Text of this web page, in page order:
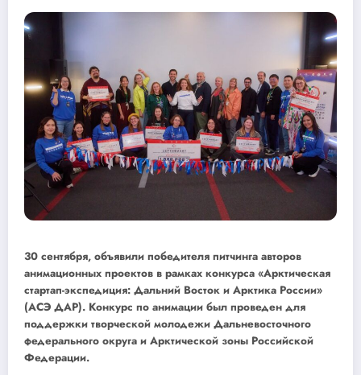
30 сентября, объявили победителя питчинга авторов
анимационных проектов в рамках конкурса «Арктическая
стартап-экспедиция: Дальний Восток и Арктика России»
(АСЭ ДАР). Конкурс по анимации был проведен для
поддержки творческой молодежи Дальневосточного
федерального округа и Арктической зоны Российской
Федерации.